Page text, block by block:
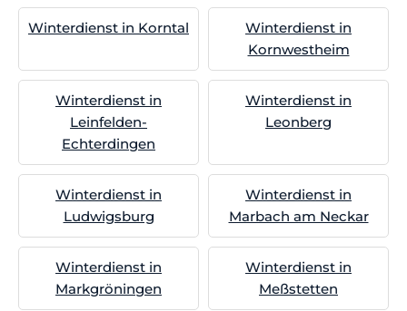
Winterdienst in Korntal
Winterdienst in
Kornwestheim
Winterdienst in
Leinfelden-
Echterdingen
Winterdienst in
Leonberg
Winterdienst in
Ludwigsburg
Winterdienst in
Marbach am Neckar
Winterdienst in
Markgröningen
Winterdienst in
Meßstetten